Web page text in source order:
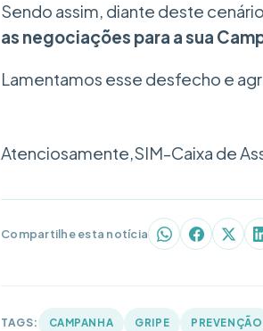
Sendo assim, diante deste
as negociações para a sua
Lamentamos esse desfecho e
Atenciosamente,SIM-Caixa de
Compartilhe esta notícia WhatsApp
Facebook
X
TAGS: CAMPANHA GRIPE PREVENÇÃO